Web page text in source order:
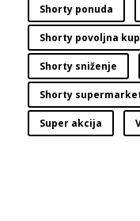
Shorty ponuda
Shorty povoljna
Shorty sniženje
Shorty
Super akcija